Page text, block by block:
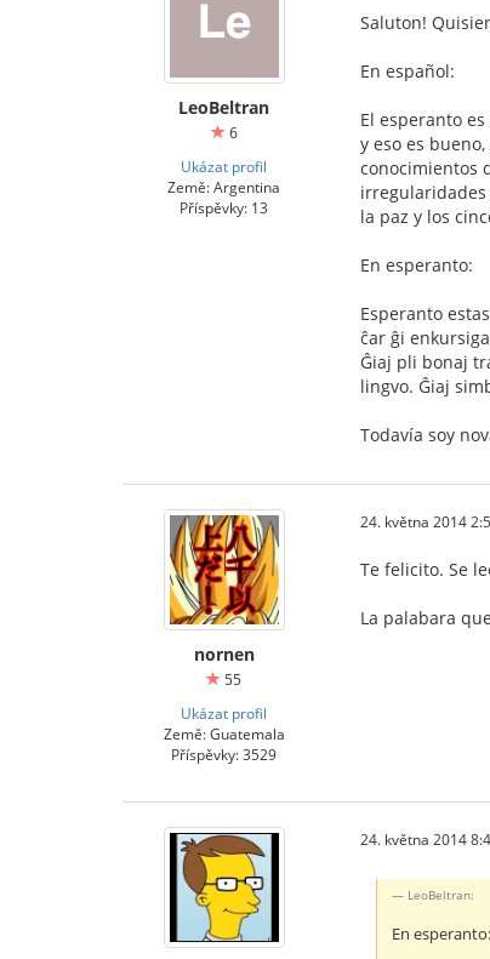
LeoBeltran
6
Ukázat profil
Země: Argentina
Příspěvky: 13
Saluton!
En español:
El esperanto
y eso es
conocimientos
la paz y los
En esperanto:
Esperanto
ĉar ĝi
Ĝiaj pli bonaj
lingvo. Ĝiaj
Todavía soy
nornen
55
Ukázat profil
Země: Guatemala
Příspěvky: 3529
24. května 2014
Te felicito. Se
La palabara
24. května 2014
LeoBeltran:
En esperanto: